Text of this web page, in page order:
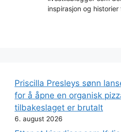
inspirasjon og
Priscilla Presleys sønn
for å åpne en organisk
tilbakeslaget er brutalt
6. august 2026